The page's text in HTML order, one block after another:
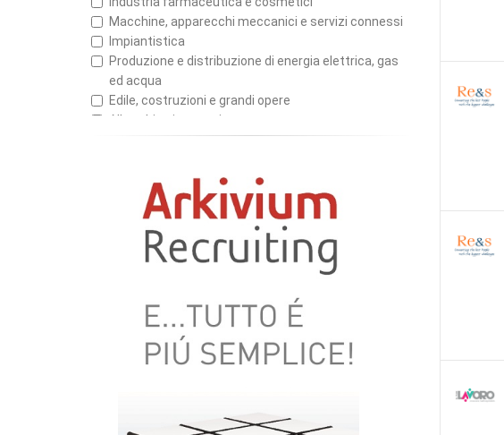
Macchine, apparecchi meccanici e servizi connessi
Impiantistica
Produzione e distribuzione di energia elettrica, gas
ed acqua
Edile, costruzioni e grandi opere
Alberghi e ristoranti
Consulenza aziendale, attività professionali e servizi